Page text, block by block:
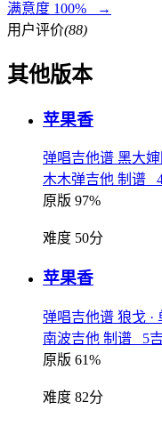
满意度 100% →
用户评价(88)
其他版本
苹果香
弹唱吉他谱 黑大
木木弹吉他 制谱
原版 97%
难度 50分
苹果香
弹唱吉他谱 狼戈 ·
南波吉他 制谱 5
原版 61%
难度 82分